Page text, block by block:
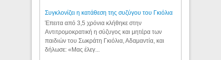
Συγκλονίζει η κατάθεση της συζύγου του Γκιόλια
Έπειτα από 3,5 χρόνια κλήθηκε στην
Αντιτρομοκρατική η σύζυγος και μητέρα των
παιδιών του Σωκράτη Γκιόλια, Αδαμαντία, και
δήλωσε: «Μας έλεγ...